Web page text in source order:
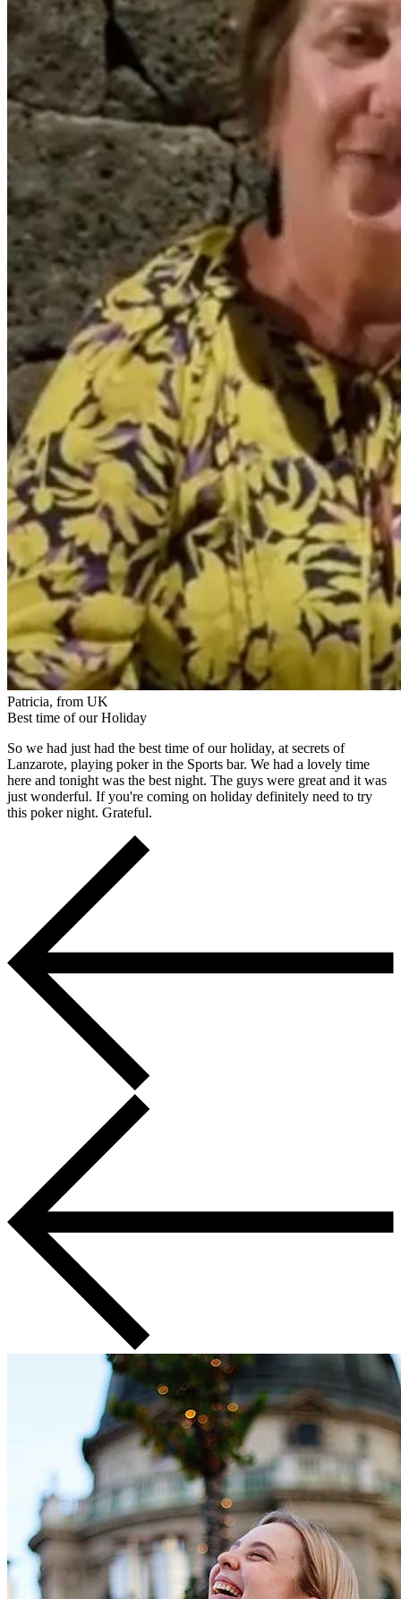
Patricia, from UK
Best time of our Holiday
So we had just had the best time of our holiday, at secrets of
Lanzarote, playing poker in the Sports bar. We had a lovely time
here and tonight was the best night. The guys were great and it was
just wonderful. If you're coming on holiday definitely need to try
this poker night. Grateful.